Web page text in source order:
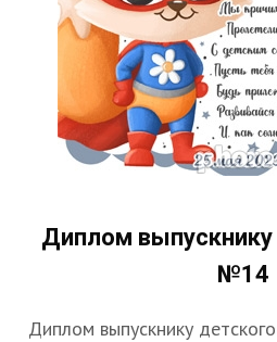
Диплом выпускнику
№14
Диплом выпускнику